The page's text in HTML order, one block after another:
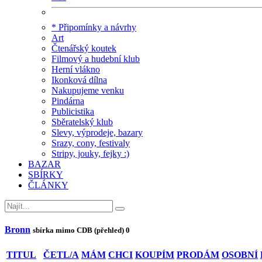
* Připomínky a návrhy
Art
Čtenářský koutek
Filmový a hudební klub
Herní vlákno
Ikonková dílna
Nakupujeme venku
Pindárna
Publicistika
Sběratelský klub
Slevy, výprodeje, bazary
Srazy, cony, festivaly
Stripy, jouky, fejky :)
BAZAR
SBÍRKY
ČLÁNKY
Bronn sbírka mimo CDB (přehled) 0
TITUL ČETL/A MÁM CHCI KOUPÍM PRODÁM OSOBNÍ